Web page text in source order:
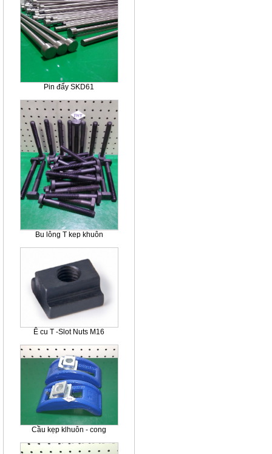
Pin đẩy SKD61
Bu lông T kep khuôn
Ê cu T -Slot Nuts M16
Cầu kẹp klhuôn - cong